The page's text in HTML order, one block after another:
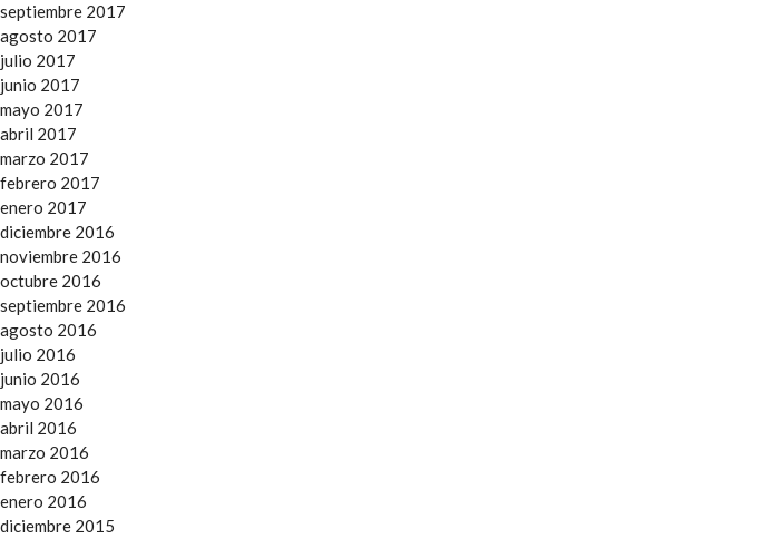
septiembre 2017
agosto 2017
julio 2017
junio 2017
mayo 2017
abril 2017
marzo 2017
febrero 2017
enero 2017
diciembre 2016
noviembre 2016
octubre 2016
septiembre 2016
agosto 2016
julio 2016
junio 2016
mayo 2016
abril 2016
marzo 2016
febrero 2016
enero 2016
diciembre 2015